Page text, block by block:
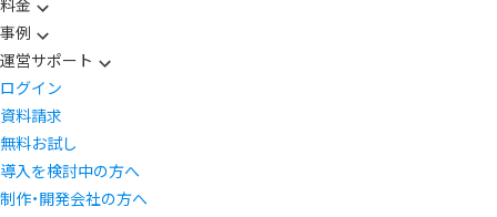
料金
事例
運営サポート
ログイン
資料請求
無料お試し
導入を検討中の方へ
制作・開発会社の方へ